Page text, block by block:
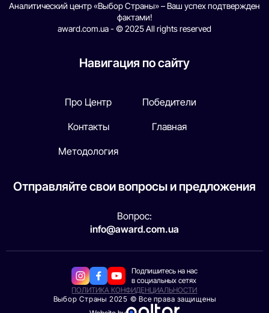
Аналитический центр «Выбор Страны» – Ваш успех подтвержден
фактами!
award.com.ua - © 2025 All rights reserved
Навигация по сайту
Про Центр
Контакты
Методология
Победители
Главная
Отправляйте свои вопросы и предложения
Вопрос:
info@award.com.ua
Подпишитесь на нас
в социальных сетях
ПОЛИТИКА КОНФИДЕНЦИАЛЬНОСТИ
Выбор Страны 2025 © Все права защищены